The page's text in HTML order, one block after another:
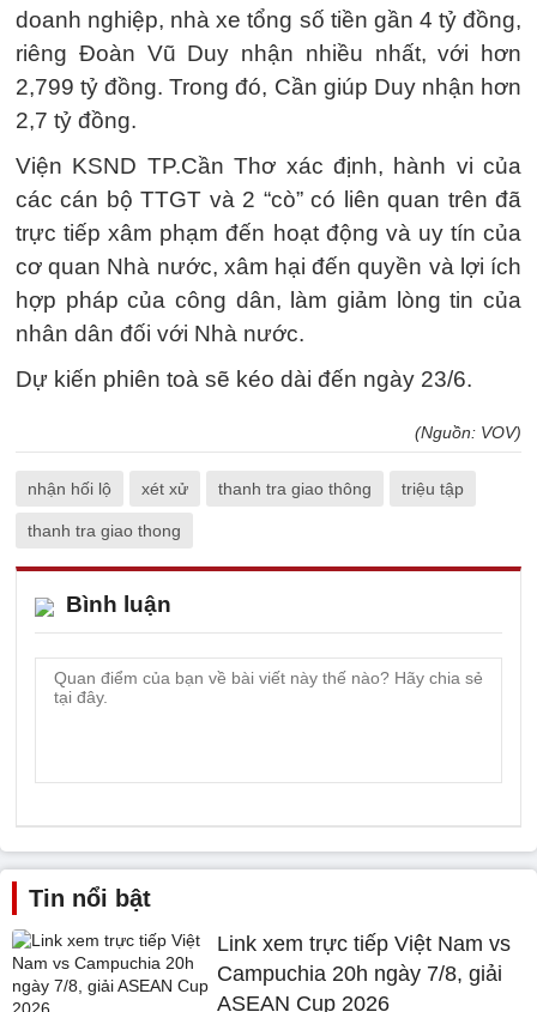
doanh nghiệp, nhà xe tổng số tiền gần 4 tỷ đồng,
riêng Đoàn Vũ Duy nhận nhiều nhất, với hơn
2,799 tỷ đồng. Trong đó, Cần giúp Duy nhận hơn
2,7 tỷ đồng.
Viện KSND TP.Cần Thơ xác định, hành vi của
các cán bộ TTGT và 2 “cò” có liên quan trên đã
trực tiếp xâm phạm đến hoạt động và uy tín của
cơ quan Nhà nước, xâm hại đến quyền và lợi ích
hợp pháp của công dân, làm giảm lòng tin của
nhân dân đối với Nhà nước.
Dự kiến phiên toà sẽ kéo dài đến ngày 23/6.
(Nguồn: VOV)
nhận hối lộ xét xử thanh tra giao thông triệu tập
thanh tra giao thong
Bình luận
Tin nổi bật
Link xem trực tiếp Việt Nam vs
Campuchia 20h ngày 7/8, giải
ASEAN Cup 2026